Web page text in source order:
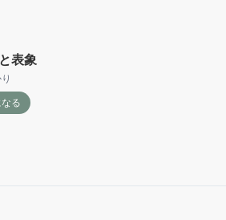
表象
る